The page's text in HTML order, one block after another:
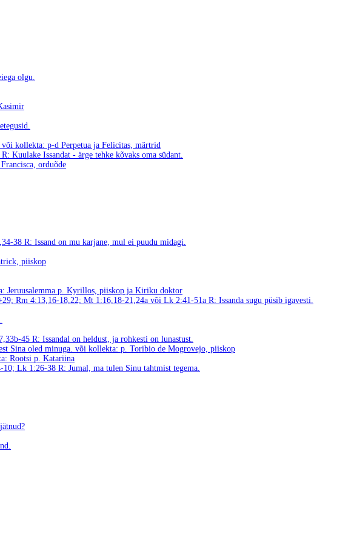
olgu.
või kollekta: p-d Perpetua ja Felicitas, märtrid
R: Kuulake Issandat - ärge tehke kõvaks oma südant.
orduõde
38 R: Issand on mu karjane, mul ei puudu midagi.
piiskop
Jeruusalemma p. Kyrillos, piiskop ja Kiriku doktor
Rm 4:13,16-18,22; Mt 1:16,18-21,24a või Lk 2:41-51a R: Issanda sugu püsib igavesti.
45 R: Issandal on heldust, ja rohkesti on lunastust.
Sina oled minuga. või kollekta: p. Toribio de Mogrovejo, piiskop
Rootsi p. Katariina
10; Lk 1:26-38 R: Jumal, ma tulen Sinu tahtmist tegema.